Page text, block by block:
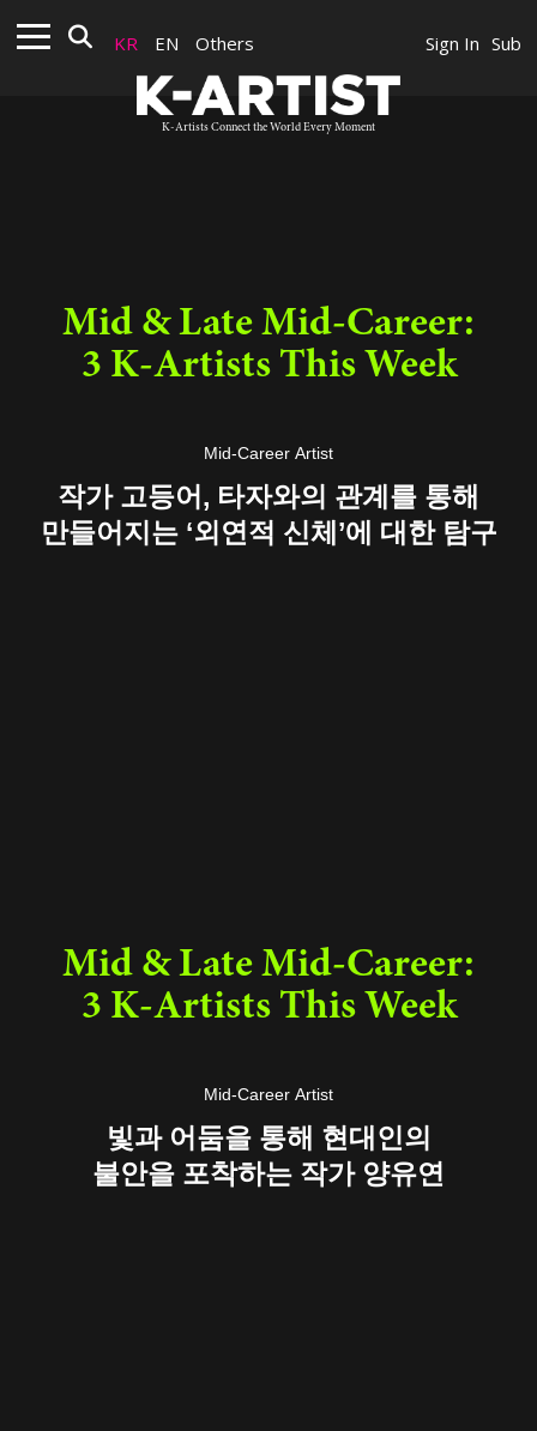
KR EN Others Sign In Sub
K-Artists Connect the World Every Moment
Mid & Late Mid-Career:
3 K-Artists This Week
Mid-Career Artist
작가 고등어, 타자와의 관계를 통해
만들어지는 ‘외연적 신체’에 대한 탐구
Mid & Late Mid-Career:
3 K-Artists This Week
Mid-Career Artist
빛과 어둠을 통해 현대인의
불안을 포착하는 작가 양유연